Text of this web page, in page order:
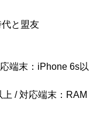
と盟友
端末：iPhone 6s以
対応端末：RAM